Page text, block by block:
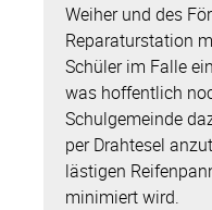
Weiher und des
Reparaturstation
Schüler im Falle
was hoffentlich
Schulgemeinde
per Drahtesel
lästigen
minimiert wird.